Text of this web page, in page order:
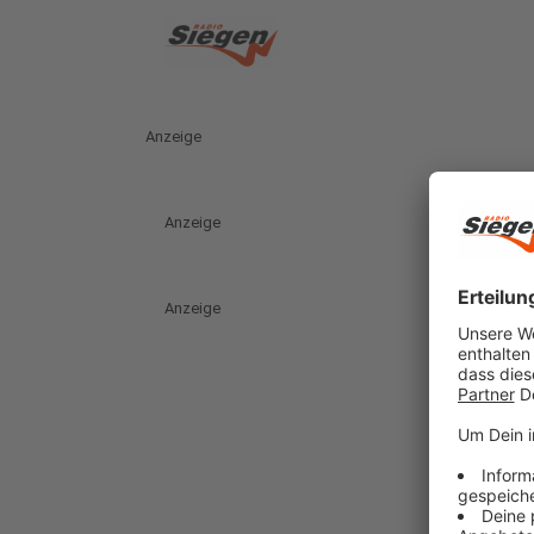
Anzeige
Anzeige
Anzeige